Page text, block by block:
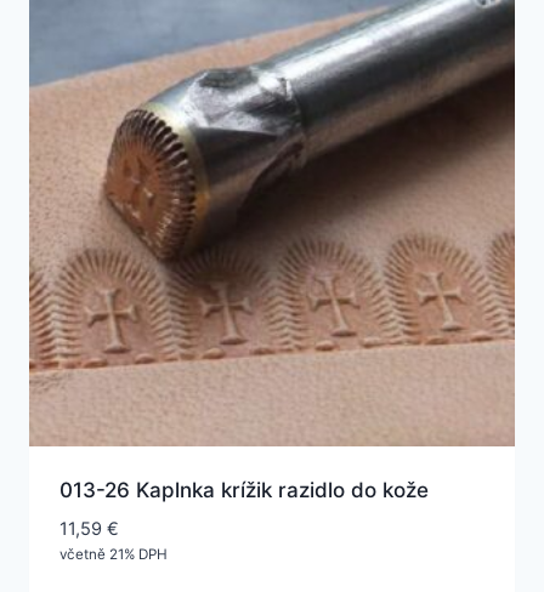
013-26 Kaplnka krížik razidlo do kože
11,59 €
včetně 21% DPH